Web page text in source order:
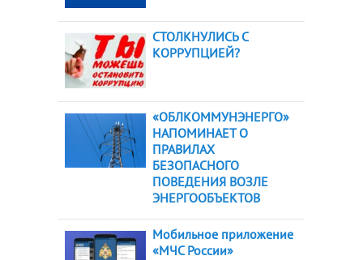
СТОЛКНУЛИСЬ С
КОРРУПЦИЕЙ?
«ОБЛКОММУНЭНЕРГО»
НАПОМИНАЕТ О
ПРАВИЛАХ
БЕЗОПАСНОГО
ПОВЕДЕНИЯ ВОЗЛЕ
ЭНЕРГООБЪЕКТОВ
Мобильное приложение
«МЧС России»